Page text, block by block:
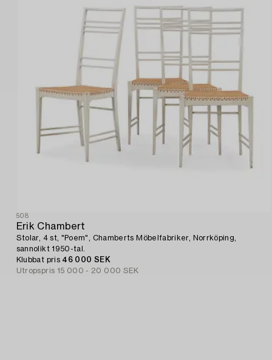
508
Erik Chambert
Stolar, 4 st, "Poem", Chamberts Möbelfabriker, Norrköping,
sannolikt 1950-tal.
Klubbat pris 46 000 SEK
Utropspris 15 000 - 20 000 SEK